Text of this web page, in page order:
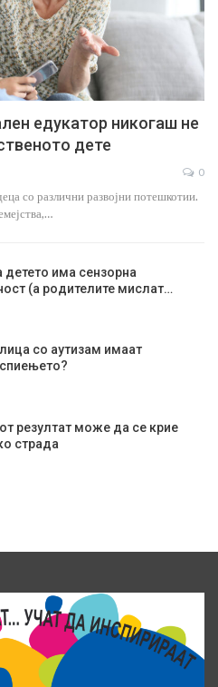
едукатор никогаш не
дете
0
со различни развојни потешкотии.
детето има сензорна
(а родителите мислат…
со аутизам имаат
резултат може да се крие
страда